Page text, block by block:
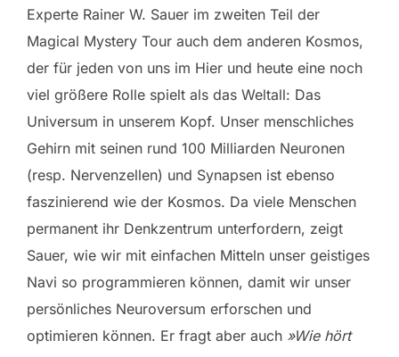
Experte Rainer W. Sauer im zweiten Teil der
Magical Mystery Tour auch dem anderen Kosmos,
der für jeden von uns im Hier und heute eine noch
viel größere Rolle spielt als das Weltall: Das
Universum in unserem Kopf. Unser menschliches
Gehirn mit seinen rund 100 Milliarden Neuronen
(resp. Nervenzellen) und Synapsen ist ebenso
faszinierend wie der Kosmos. Da viele Menschen
permanent ihr Denkzentrum unterfordern, zeigt
Sauer, wie wir mit einfachen Mitteln unser geistiges
Navi so programmieren können, damit wir unser
persönliches Neuroversum erforschen und
optimieren können. Er fragt aber auch »Wie hört